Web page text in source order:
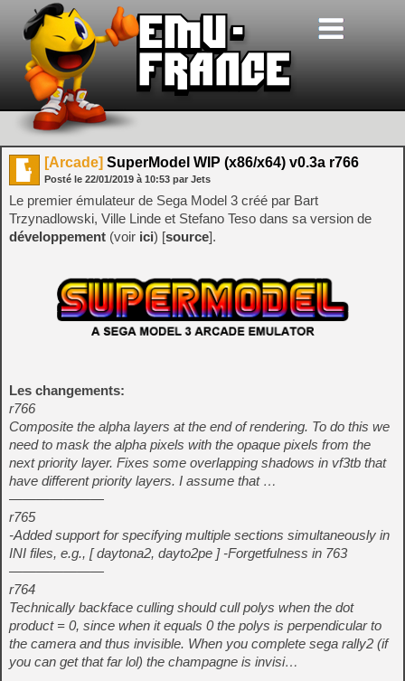
[Arcade] SuperModel WIP (x86/x64) v0.3a r766
Posté le 22/01/2019 à 10:53 par Jets
Le premier émulateur de Sega Model 3 créé par Bart
Trzynadlowski, Ville Linde et Stefano Teso dans sa version de
développement (voir ici) [source].
Les changements:
r766
Composite the alpha layers at the end of rendering. To do this we
need to mask the alpha pixels with the opaque pixels from the
next priority layer. Fixes some overlapping shadows in vf3tb that
have different priority layers. I assume that …
———————
r765
-Added support for specifying multiple sections simultaneously in
INI files, e.g., [ daytona2, dayto2pe ] -Forgetfulness in 763
———————
r764
Technically backface culling should cull polys when the dot
product = 0, since when it equals 0 the polys is perpendicular to
the camera and thus invisible. When you complete sega rally2 (if
you can get that far lol) the champagne is invisi…